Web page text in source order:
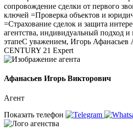
сопровождение сделки от первого
ключей =Проверка объектов и
=Страхование сделок и защита
агентства, индивидуальный подход
этапеС уважением, Игорь Афанасьев
CENTURY 21 Expert
Афанасьев Игорь Викторович
Агент
Показать телефон